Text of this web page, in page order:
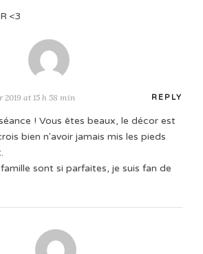
<3
2019 at 15 h 58 min REPLY
! Vous êtes beaux, le décor est
bien n'avoir jamais mis les pieds
sont si parfaites, je suis fan de